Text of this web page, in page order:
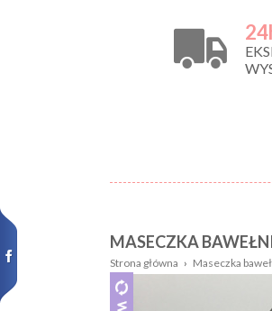
Nazwa:
dziecka:
MASECZKA
Strona główna › Maseczka